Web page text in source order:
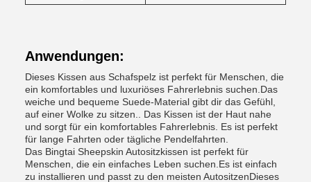
Anwendungen:
Dieses Kissen aus Schafspelz ist perfekt für Menschen, die
ein komfortables und luxuriöses Fahrerlebnis suchen.Das
weiche und bequeme Suede-Material gibt dir das Gefühl,
auf einer Wolke zu sitzen.. Das Kissen ist der Haut nahe
und sorgt für ein komfortables Fahrerlebnis. Es ist perfekt
für lange Fahrten oder tägliche Pendelfahrten.
Das Bingtai Sheepskin Autositzkissen ist perfekt für
Menschen, die ein einfaches Leben suchen.Es ist einfach
zu installieren und passt zu den meisten AutositzenDieses